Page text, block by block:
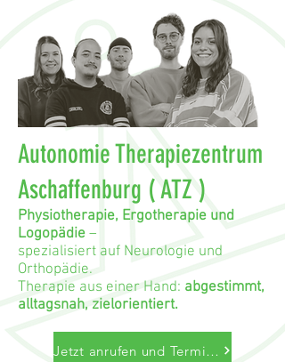
Autonomie Therapiezentrum
Aschaffenburg ( ATZ )
Physiotherapie, Ergotherapie und
Logopädie –
spezialisiert auf Neurologie und
Orthopädie.
Therapie aus einer Hand: abgestimmt,
alltagsnah, zielorientiert.
Jetzt anrufen und Termin vereinbaren